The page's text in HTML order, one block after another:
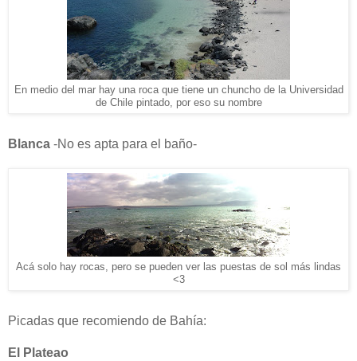
En medio del mar hay una roca que tiene un chuncho de la Universidad
de Chile pintado, por eso su nombre
Blanca -No es apta para el baño-
Acá solo hay rocas, pero se pueden ver las puestas de sol más lindas
<3
Picadas que recomiendo de Bahía:
El Plateao